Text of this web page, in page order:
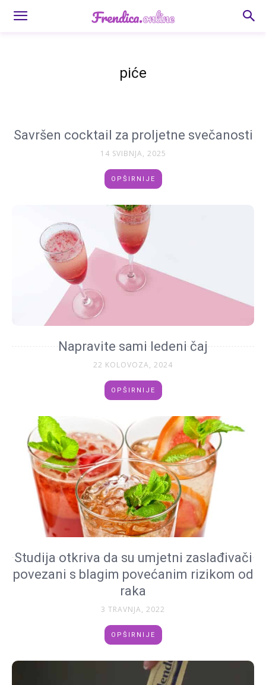
piće
Savršen cocktail za proljetne svečanosti
14 SVIBNJA, 2025
OPŠIRNIJE
Napravite sami ledeni čaj
22 KOLOVOZA, 2024
OPŠIRNIJE
Studija otkriva da su umjetni zaslađivači
povezani s blagim povećanim rizikom od
raka
3 TRAVNJA, 2022
OPŠIRNIJE